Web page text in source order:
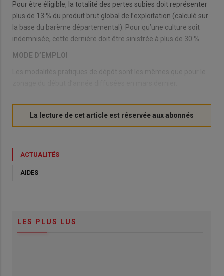
Pour être éligible, la totalité des pertes subies doit représenter
plus de 13 % du produit brut global de l’exploitation (calculé sur
la base du barème départemental). Pour qu’une culture soit
indemnisée, cette dernière doit être sinistrée à plus de 30 %.
MODE D’EMPLOI
ACTUALITÉS
AIDES
LES PLUS LUS